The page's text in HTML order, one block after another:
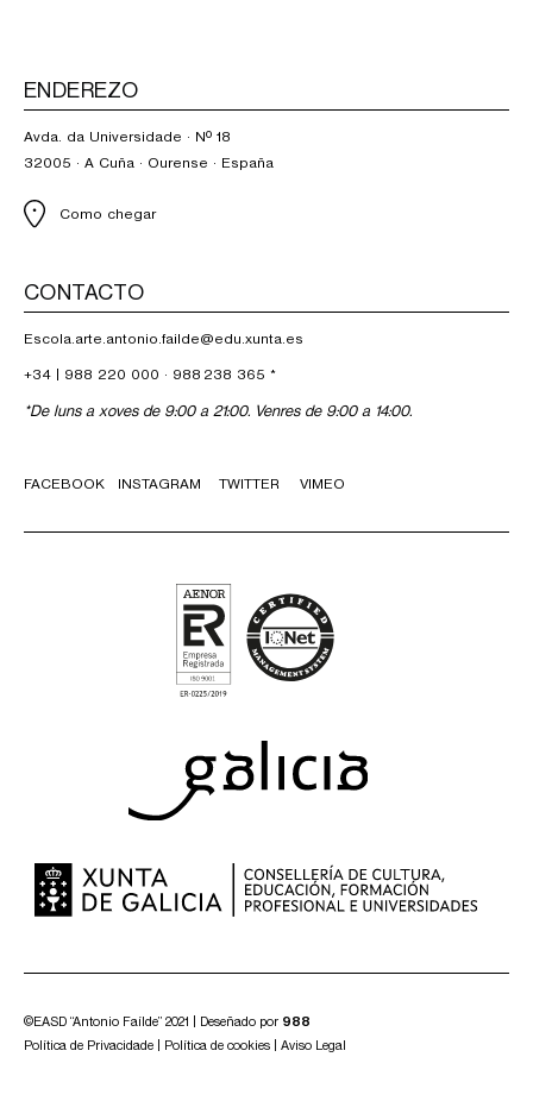
ENDEREZO
Avda. da Universidade · Nº 18
32005 · A Cuña · Ourense · España
Como chegar
CONTACTO
Escola.arte.antonio.failde@edu.xunta.es
+34 | 988 220 000 · 988 238 365 *
*De luns a xoves de 9:00 a 21:00. Venres de 9:00 a 14:00.
FACEBOOK INSTAGRAM TWITTER VIMEO
©EASD “Antonio Faílde” 2021 | Deseñado por 988
Política de Privacidade
Política de cookies Aviso Legal